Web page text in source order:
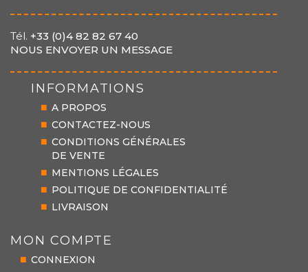
Tél. +33 (0)4 82 82 67 40
NOUS ENVOYER UN MESSAGE
INFORMATIONS
A PROPOS
CONTACTEZ-NOUS
CONDITIONS GÉNÉRALES
DE VENTE
MENTIONS LÉGALES
POLITIQUE DE CONFIDENTIALITÉ
LIVRAISON
MON COMPTE
CONNEXION